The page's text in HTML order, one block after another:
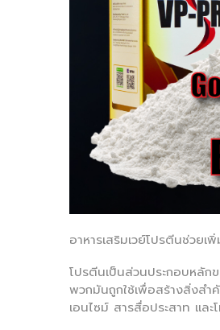
อาหารเสริมเวย์โปรตีนช่วย
โปรตีนเป็นส่วนประกอบหลัก
พวกมันถูกใช้เพื่อสร้างสิ่งสำ
เอนไซม์ สารสื่อประสาท และ